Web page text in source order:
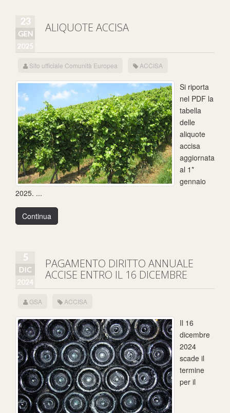
23
GEN
2025
ALIQUOTE ACCISA
Sito ufficiale Comunità Europea ACCISA
Si riporta
nel PDF la
tabella
delle
aliquote
accisa
aggiornata
al 1*
gennaio
2025. ...
Continua
5
DIC
2024
PAGAMENTO DIRITTO ANNUALE
ACCISE ENTRO IL 16 DICEMBRE
GSA ACCISA
Il 16
dicembre
2024
scade il
termine
per il